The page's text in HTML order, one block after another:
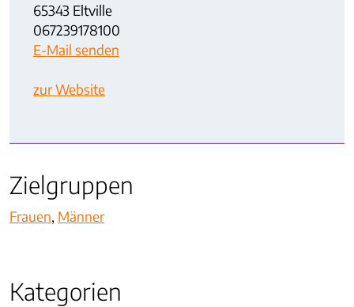
65343 Eltville
067239178100
E-Mail senden
zur Website
Zielgruppen
Frauen, Männer
Kategorien